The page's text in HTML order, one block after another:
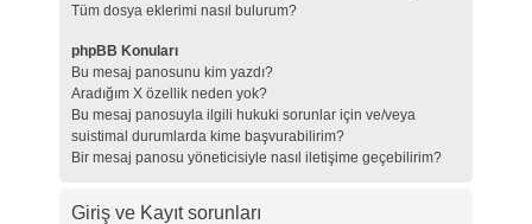
Tüm dosya eklerimi nasıl bulurum?
phpBB Konuları
Bu mesaj panosunu kim yazdı?
Aradığım X özellik neden yok?
Bu mesaj panosuyla ilgili hukuki sorunlar için ve/veya
suistimal durumlarda kime başvurabilirim?
Bir mesaj panosu yöneticisiyle nasıl iletişime geçebilirim?
Giriş ve Kayıt sorunları